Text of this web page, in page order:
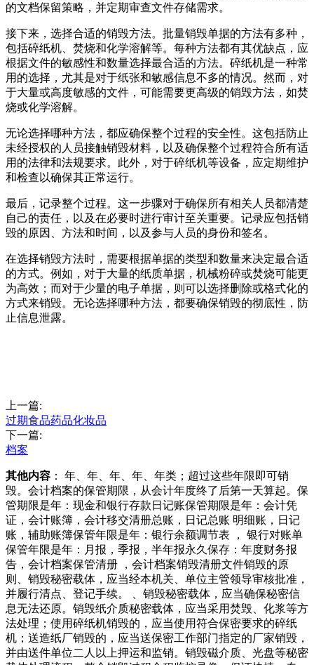
的文档保留策略，并定期审查文件存储需求。
接下来，选择合适的销毁方法。批量销毁单据的方法有多种，
包括碎纸机、焚烧和化学溶解等。每种方法都有其优缺点，应
根据文件的敏感性和数量选择最合适的方法。碎纸机是一种常
用的选择，尤其是对于纸张和敏感信息不多的情况。然而，对
于大量或高度敏感的文件，可能需要更高级的销毁方法，如焚
烧或化学溶解。
无论选择哪种方法，都应确保整个过程的安全性。这包括防止
未经授权的人员接触销毁材料，以及确保整个过程符合所有适
用的法律和法规要求。此外，对于碎纸机等设备，应定期维护
和检查以确保其正常运行。
最后，记录整个过程。这一步骤对于确保所有相关人员都清楚
自己的责任，以及在必要时进行审计至关重要。记录应包括销
毁的原因、方法和时间，以及参与人员的身份和签名。
在选择销毁方法时，需要根据单据的类型和数量来决定最合适
的方式。例如，对于大量的纸质单据，机械粉碎或焚烧可能更
为高效；而对于少量的电子单据，则可以选择删除或格式化的
方式来销毁。无论选择哪种方法，都要确保销毁的彻底性，防
止信息泄露。
上一篇:
过期食品药品化妆品
下一篇:
档案
其他内容 ： 年、年、年、年、年类；超过这些年限即可销
毁。会计档案的保管期限，从会计年度终了后第一天算起。保
管期限是年：现金和银行存款日记账保管期限是年：会计凭
证，会计账簿，会计移交清册总账，日记总账 明细账，日记
账，辅助账簿保管年限是年：银行余额调节表 ， 银行对账单
保管年限是年：月报，季报，半年报永久保存：年度财务报
告，会计档案保管清册 ，会计档案销毁清册文件销毁的原
则、销毁秘密载体，应当经本机关、单位主管领导审核批准，
并履行清点、登记手续。 、销毁秘密载体，应当确保秘密信
息无法还原。销毁纸介质秘密载体，应当采用焚毁、化浆等方
法处理；使用碎纸机销毁的，应当使用符合保密要求的碎纸
机；送造纸厂销毁的，应当送保密工作部门指定的厂家销毁，
并由送件单位二人以上押运和监销。销毁磁介质、光盘等秘密